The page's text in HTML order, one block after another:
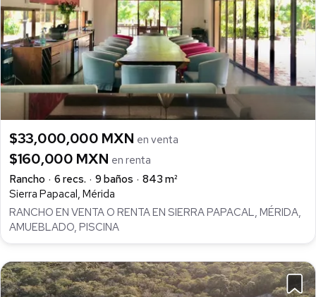
$33,000,000 MXN en venta
$160,000 MXN en renta
Rancho
6 recs. 9 baños
843 m²
Sierra Papacal, Mérida
RANCHO EN VENTA O RENTA EN SIERRA PAPACAL, MÉRIDA,
AMUEBLADO, PISCINA